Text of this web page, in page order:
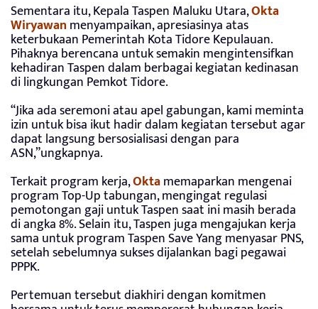
Sementara itu, Kepala Taspen Maluku Utara,Okta
Wiryawan menyampaikan, apresiasinya atas
keterbukaan Pemerintah Kota Tidore Kepulauan.
Pihaknya berencana untuk semakin mengintensifkan
kehadiran Taspen dalam berbagai kegiatan kedinasan
di lingkungan Pemkot Tidore.
“Jika ada seremoni atau apel gabungan, kami meminta
izin untuk bisa ikut hadir dalam kegiatan tersebut agar
dapat langsung bersosialisasi dengan para
ASN,”ungkapnya.
Terkait program kerja,Oktamemaparkan mengenai
program Top-Up tabungan, mengingat regulasi
pemotongan gaji untuk Taspen saat ini masih berada
di angka 8%. Selain itu, Taspen juga mengajukan kerja
sama untuk program Taspen Save Yang menyasar PNS,
setelah sebelumnya sukses dijalankan bagi pegawai
PPPK.
Pertemuan tersebut diakhiri dengan komitmen